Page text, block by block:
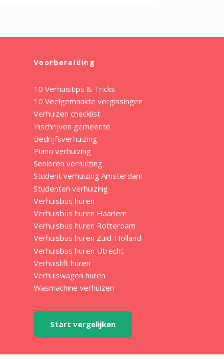
Voorbereiding
10 Verhuistips & Tricks
10 Veelgemaakte vergissingen
Verhuizen checklist
Inschrijven gemeente
Bedrijfsverhuizing
Piano verhuizing
Senioren verhuizing
Student verhuizing Amsterdam
Studenten verhuizing
Verhuisbus huren
Verhuisbus huren Haarlem
Verhuisbus huren Rotterdam
Verhuisbus huren Zuid-Holland
Verhuisbus huren Utrecht
Verhuislift huren
Verhuiswagen huren
Wasmachine verhuizen
Start vergelijken